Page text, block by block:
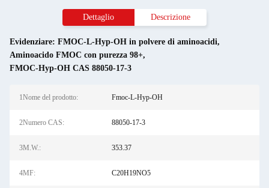
Dettaglio Descrizione
Evidenziare: FMOC-L-Hyp-OH in polvere di aminoacidi,
Aminoacido FMOC con purezza 98+,
FMOC-Hyp-OH CAS 88050-17-3
1Nome del prodotto: Fmoc-L-Hyp-OH
2Numero CAS: 88050-17-3
3M.W.: 353.37
4MF: C20H19NO5